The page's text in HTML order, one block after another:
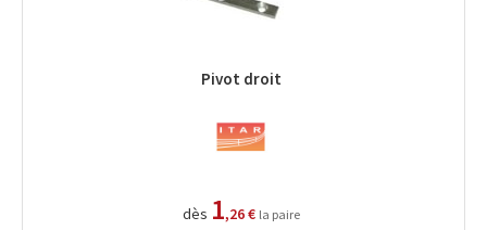
Pivot droit
dès 1,26 € la paire